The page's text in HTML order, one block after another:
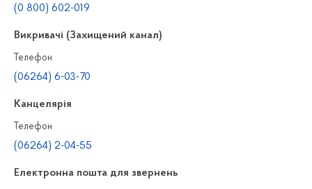
(0 800) 602-019
Викривачі (Захищений канал)
Телефон
(06264) 6-03-70
Канцелярiя
Телефон
(06264) 2-04-55
Електронна пошта для звернень